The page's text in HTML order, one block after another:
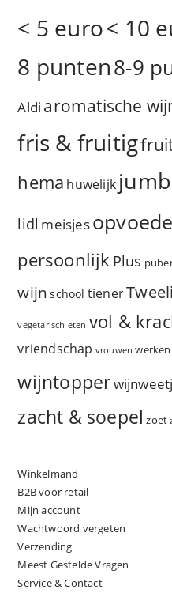
< 5 euro< 10
8 punten8-9
Aldi aromatische
fris & fruitig
hema huwelijk
lidl meisjes
persoonlijk Plus
wijn school tiener
vegetarisch eten vol &
vriendschap vrouwen werken
wijntopper
zacht & soepel zoet
Winkelmand
B2B voor retail
Mijn account
Wachtwoord vergeten
Verzending
Meest Gestelde Vragen
Service & Contact